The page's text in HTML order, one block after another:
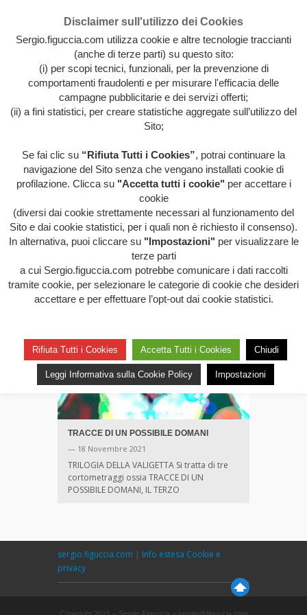
Archivio intera attività artistica di Sergio Figuccia & Opinionismo
personale
HOME/ARCHIVIO ARTE/VIDEO/I CORTI
TRACCE DI UN POSSIBILE DOMANI
TRACCE DI UN POSSIBILE DOMANI
— 18 Novembre 2021
TRILOGIA DELLA VALIGETTA Si tratta di tre
cortometraggi ossia TRACCE DI UN
POSSIBILE DOMANI, IL TERZO
sergio.figuccia.com | Info estesa Cookie e
privacy
Disclaimer sull'utilizzo dei Cookies
Sergio.figuccia.com utilizza cookie e altre tecnologie traccianti
(anche di terze parti) su questo sito:
(i) per scopi tecnici, funzionali, per la prevenzione di
comportamenti fraudolenti e per misurare l'efficacia delle
campagne pubblicitarie e dei servizi offerti;
(ii) a fini statistici, per creare statistiche aggregate sull’utilizzo del
Sito;
Se fai clic su “Rifiuta Tutti i Cookies”, potrai continuare la
navigazione del Sito senza che vengano installati cookie di
profilazione. Clicca su "Accetta tutti i cookie" per accettare i
cookie
(diversi dai cookie strettamente necessari al funzionamento del
Sito e dai cookie statistici, per i quali non è richiesto il consenso).
In alternativa, puoi cliccare su "Impostazioni" per visualizzare le
terze parti
a cui Sergio.figuccia.com potrebbe comunicare i dati raccolti
tramite cookie, per selezionare le categorie di cookie che desideri
accettare e per effettuare l’opt-out dai cookie statistici.
Rifiuta Tutti i Cookies Accetta Tutti i Cookies Chiudi
Leggi Informativa sulla Cookie Policy Impostazioni